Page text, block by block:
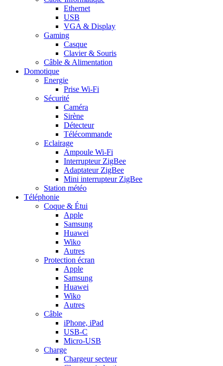
Ethernet
USB
VGA & Display
Gaming
Casque
Clavier & Souris
Câble & Alimentation
Domotique
Energie
Prise Wi-Fi
Sécurité
Caméra
Sirène
Détecteur
Télécommande
Eclairage
Ampoule Wi-Fi
Interrupteur ZigBee
Adaptateur ZigBee
Mini interrupteur ZigBee
Station météo
Téléphonie
Coque & Étui
Apple
Samsung
Huawei
Wiko
Autres
Protection écran
Apple
Samsung
Huawei
Wiko
Autres
Câble
iPhone, iPad
USB-C
Micro-USB
Charge
Chargeur secteur